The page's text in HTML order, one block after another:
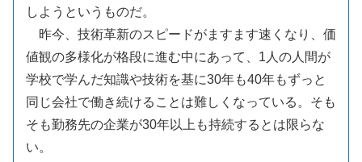
しようというものだ。
昨今、技術革新のスピードがますます速くなり、価
値観の多様化が格段に進む中にあって、1人の人間が
学校で学んだ知識や技術を基に30年も40年もずっと
同じ会社で働き続けることは難しくなっている。そも
そも勤務先の企業が30年以上も持続するとは限らな
い。